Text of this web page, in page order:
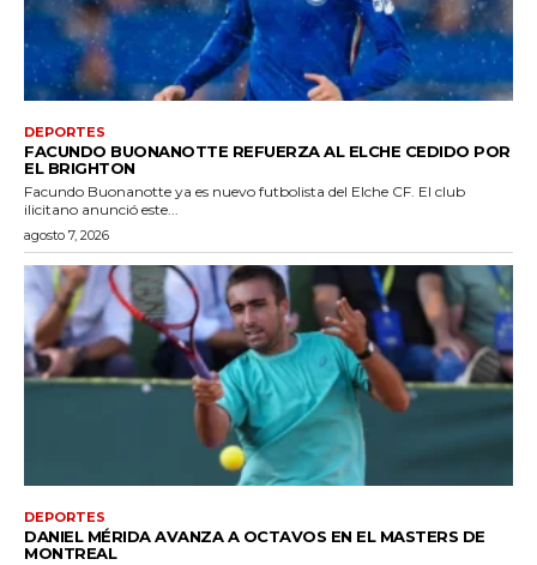
DEPORTES
FACUNDO BUONANOTTE REFUERZA AL ELCHE CEDIDO POR
EL BRIGHTON
Facundo Buonanotte ya es nuevo futbolista del Elche CF. El club
ilicitano anunció este...
agosto 7, 2026
DEPORTES
DANIEL MÉRIDA AVANZA A OCTAVOS EN EL MASTERS DE
MONTREAL